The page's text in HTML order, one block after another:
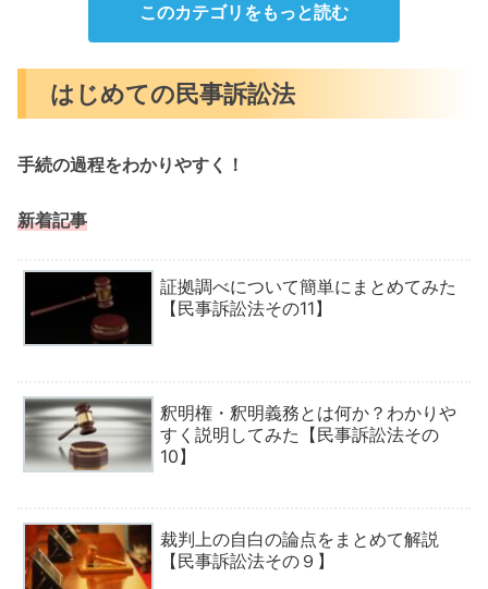
このカテゴリをもっと読む
はじめての民事訴訟法
手続の過程をわかりやすく！
新着記事
証拠調べについて簡単にまとめてみた
【民事訴訟法その11】
釈明権・釈明義務とは何か？わかりや
すく説明してみた【民事訴訟法その
10】
裁判上の自白の論点をまとめて解説
【民事訴訟法その９】